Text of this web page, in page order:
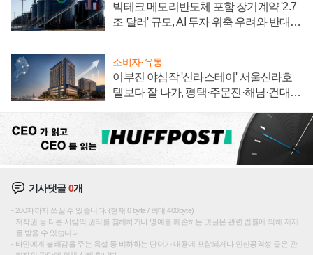
빅테크 메모리반도체 포함 장기계약 '2.7
조 달러' 규모, AI 투자 위축 우려와 반대
소비자·유통
이부진 야심작 '신라스테이' 서울신라호
텔보다 잘 나가, 평택·주문진·해남·건대로
기사댓글0개
200자까지 쓰실 수 있습니다. (현재 0 byte / 최대 400byte)
저작권 등 다른 사람의 권리를 침해하거나 명예를 훼손하는 댓글은 관련 법률에 의해 제재
를 받을 수 있습니다.
타인에게 불쾌감을 주는 욕설 등 비하하는 단어가 내용에 포함되거나 인신공격성 글은 관